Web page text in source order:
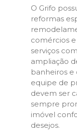
O Grifo
reformas
comércios
serviços
ampliação
banheiros e
equipe de
devem ser
sempre
imóvel
desejos.